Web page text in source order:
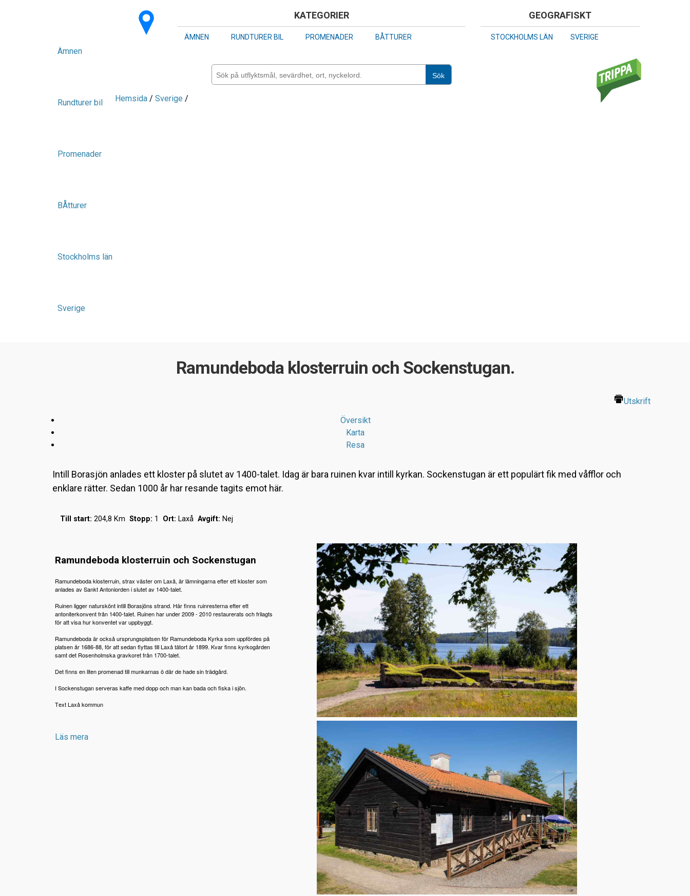
to
main
Ämnen
Rundturer bil
Promenader
BÅtturer
Stockholms län
Sverige
KATEGORIER
ÄMNEN RUNDTURER BIL PROMENADER BÅTTURER
GEOGRAFISKT
STOCKHOLMS LÄN SVERIGE
Sök
Hemsida / Sverige /
Ramundeboda klosterruin och Sockenstugan.
Utskrift
Översikt
Karta
Resa
Intill Borasjön anlades ett kloster på slutet av 1400-talet. Idag är bara ruinen kvar intill kyrkan. Sockenstugan är ett populärt fik med våfflor och
enklare rätter. Sedan 1000 år har resande tagits emot här.
Till start: 204,8 Km Stopp: 1 Ort: Laxå Avgift: Nej
Ramundeboda klosterruin och Sockenstugan
Ramundeboda klosterruin, strax väster om Laxå, är lämningarna efter ett kloster som
anlades av Sankt Antoniorden i slutet av 1400-talet.
Ruinen ligger naturskönt intill Borasjöns strand. Här finns ruinresterna efter ett
antoniterkonvent från 1400-talet. Ruinen har under 2009 - 2010 restaurerats och frilagts
för att visa hur konventet var uppbyggt.
Ramundeboda är också ursprungsplatsen för Ramundeboda Kyrka som uppfördes på
platsen år 1686-88, för att sedan flyttas till Laxå tätort år 1899. Kvar finns kyrkogården
samt det Rosenholmska gravkoret från 1700-talet.
Det finns en liten promenad till munkarnas ö där de hade sin trädgård.
I Sockenstugan serveras kaffe med dopp och man kan bada och fiska i sjön.
Text Laxå kommun
Läs mera